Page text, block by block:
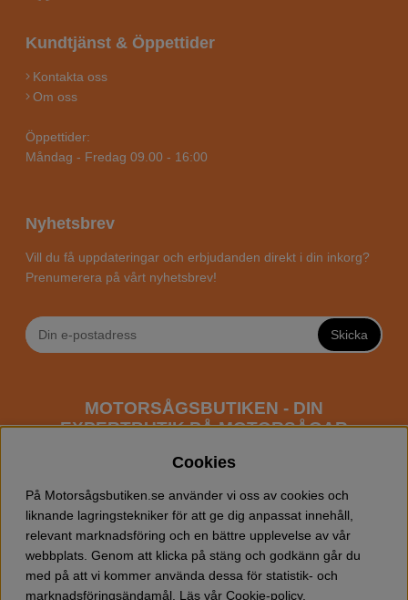
Kundtjänst & Öppettider
Kontakta oss
Om oss
Öppettider:
Måndag - Fredag 09.00 - 16:00
Nyhetsbrev
Vill du få uppdateringar och erbjudanden direkt i din inkorg?
Prenumerera på vårt nyhetsbrev!
Skicka
MOTORSÅGSBUTIKEN - DIN
EXPERTBUTIK PÅ MOTORSÅGAR
fokus mot entusiaster och professionella användare av
motorsågar. Vi erbjuder ett brett sortiment av
Husqvarna motorsågarsamt alla tänkbaratillbehör
du kan behöva vid trädfällning, gallring och allmän
skogsskötsel. Välkommen att handla din Husqvarna
Cookies
På Motorsågsbutiken.se använder vi oss av cookies och
liknande lagringstekniker för att ge dig anpassat innehåll,
relevant marknadsföring och en bättre upplevelse av vår
webbplats. Genom att klicka på stäng och godkänn går du
med på att vi kommer använda dessa för statistik- och
marknadsföringsändamål. Läs vår Cookie-policy.